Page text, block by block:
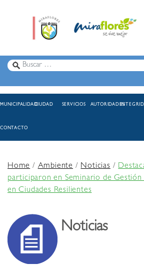
MUNICIPALIDADCIUDAD SERVICIOS AUTORIDADES
CONTACTO
Home/Ambiente /Noticias/
participaron en Seminario de
en Ciudades Resilientes
Noticias